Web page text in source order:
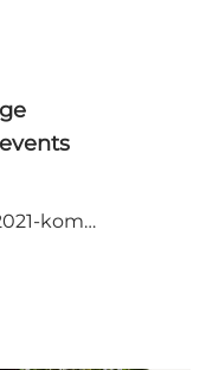
PPP_Samlet_21042021-komprimeret.pdf